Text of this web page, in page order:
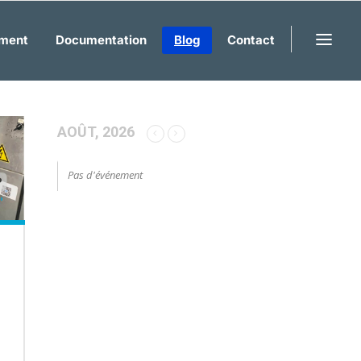
Documentation Blog Contact
AOÛT, 2026
Pas d'événement